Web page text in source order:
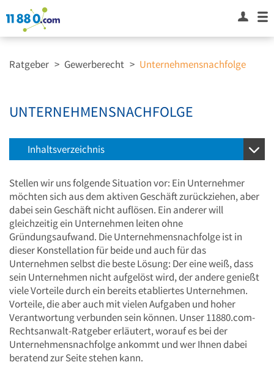
Ratgeber > Gewerberecht > Unternehmensnachfolge
UNTERNEHMENSNACHFOLGE
Inhaltsverzeichnis
Stellen wir uns folgende Situation vor: Ein Unternehmer
möchten sich aus dem aktiven Geschäft zurückziehen, aber
dabei sein Geschäft nicht auflösen. Ein anderer will
gleichzeitig ein Unternehmen leiten ohne
Gründungsaufwand. Die Unternehmensnachfolge ist in
dieser Konstellation für beide und auch für das
Unternehmen selbst die beste Lösung: Der eine weiß, dass
sein Unternehmen nicht aufgelöst wird, der andere genießt
viele Vorteile durch ein bereits etabliertes Unternehmen.
Vorteile, die aber auch mit vielen Aufgaben und hoher
Verantwortung verbunden sein können. Unser 11880.com-
Rechtsanwalt-Ratgeber erläutert, worauf es bei der
Unternehmensnachfolge ankommt und wer Ihnen dabei
beratend zur Seite stehen kann.